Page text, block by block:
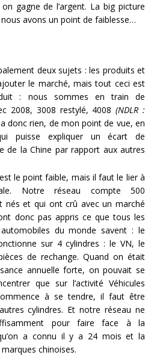
gagne de l’argent. La big picture
avons un point de faiblesse…
deux sujets : les produits et
le marché, mais tout ceci est
: nous sommes en train de
2008, 3008 restylé, 4008(NDLR :
a donc rien, de mon point de vue, en
puisse expliquer un écart de
de la Chine par rapport aux autres
le point faible, mais il faut le lier à
Notre réseau compte 500
nés et qui ont crû avec un marché
donc pas appris ce que tous les
du monde savent : le
sur 4 cylindres : le VN, le
de rechange. Quand on était
annuelle forte, on pouvait se
que sur l’activité Véhicules
à se tendre, il faut être
cylindres. Et notre réseau ne
pour faire face à la
a connu il y a 24 mois et la
chinoises.